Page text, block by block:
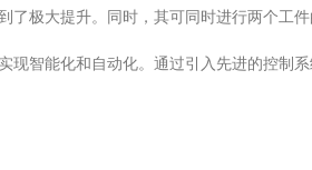
大提升。同时，其可同时进行两个工件
能化和自动化。通过引入先进的控制